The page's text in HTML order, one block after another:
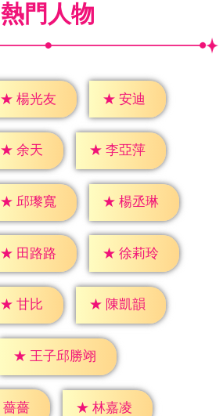
熱門人物
★ 楊光友 ★ 安迪
★ 余天 ★ 李亞萍
★ 邱瓈寬 ★ 楊丞琳
★ 田路路 ★ 徐莉玲
★ 甘比 ★ 陳凱韻
★ 王子邱勝翊
薔薔 ★ 林嘉凌